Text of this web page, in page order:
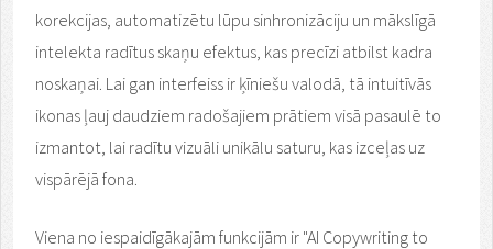
korekcijas, automatizētu lūpu sinhronizāciju un mākslīgā
intelekta radītus skaņu efektus, kas precīzi atbilst kadra
noskaņai. Lai gan interfeiss ir ķīniešu valodā, tā intuitīvās
ikonas ļauj daudziem radošajiem prātiem visā pasaulē to
izmantot, lai radītu vizuāli unikālu saturu, kas izceļas uz
vispārējā fona.
Viena no iespaidīgākajām funkcijām ir "AI Copywriting to